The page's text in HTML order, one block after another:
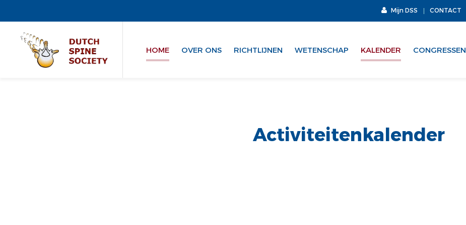
Mijn DSS CONTACT
HOME OVER ONS RICHTLIJNEN WETENSCHAP KALENDER CONGRESSEN
Activiteitenkalender